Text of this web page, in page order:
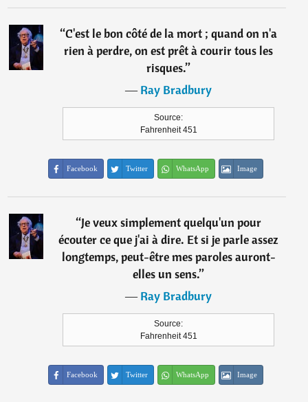
“C'est le bon côté de la mort ; quand on n'a
rien à perdre, on est prêt à courir tous les
risques.”
―Ray Bradbury
Source:
Fahrenheit 451
Facebook Twitter WhatsApp Image
“Je veux simplement quelqu'un pour
écouter ce que j'ai à dire. Et si je parle assez
longtemps, peut-être mes paroles auront-
elles un sens.”
―Ray Bradbury
Source:
Fahrenheit 451
Facebook Twitter WhatsApp Image